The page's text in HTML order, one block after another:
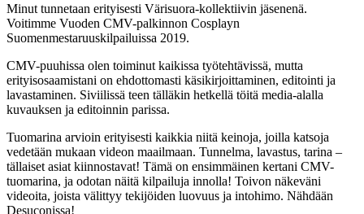
Minut tunnetaan erityisesti Värisuora-kollektiivin jäsenenä.
Voitimme Vuoden CMV-palkinnon Cosplayn
Suomenmestaruuskilpailuissa 2019.
CMV-puuhissa olen toiminut kaikissa työtehtävissä, mutta
erityisosaamistani on ehdottomasti käsikirjoittaminen, editointi ja
lavastaminen. Siviilissä teen tälläkin hetkellä töitä media-alalla
kuvauksen ja editoinnin parissa.
Tuomarina arvioin erityisesti kaikkia niitä keinoja, joilla katsoja
vedetään mukaan videon maailmaan. Tunnelma, lavastus, tarina –
tällaiset asiat kiinnostavat! Tämä on ensimmäinen kertani CMV-
tuomarina, ja odotan näitä kilpailuja innolla! Toivon näkeväni
videoita, joista välittyy tekijöiden luovuus ja intohimo. Nähdään
Desuconissa!